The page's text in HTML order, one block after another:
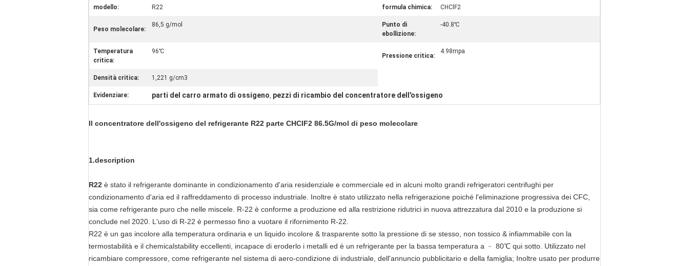
modello: R22 formula chimica: CHClF2
Peso molecolare:
86,5 g/mol
Punto di
ebollizione:
-40.8℃
Temperatura
critica:
96℃
Pressione critica:
4.98mpa
Densità critica: 1,221 g/cm3
Evidenziare: parti del carro armato di ossigeno, pezzi di ricambio del concentratore dell'ossigeno
Il concentratore dell'ossigeno del refrigerante R22 parte CHCIF2 86.5G/mol di peso molecolare
1.description
R22 è stato il refrigerante dominante in condizionamento d'aria residenziale e commerciale ed in alcuni molto grandi refrigeratori centrifughi per
condizionamento d'aria ed il raffreddamento di processo industriale. Inoltre è stato utilizzato nella refrigerazione poiché l'eliminazione progressiva dei CFC,
sia come refrigerante puro che nelle miscele. R-22 è conforme a produzione ed alla restrizione ridutrici in nuova attrezzatura dal 2010 e la produzione si
conclude nel 2020. L'uso di R-22 è permesso fino a vuotare il rifornimento R-22.
R22 è un gas incolore alla temperatura ordinaria e un liquido incolore & trasparente sotto la pressione di se stesso, non tossico & infiammabile con la
termostabilità e il chemicalstability eccellenti, incapace di eroderlo i metalli ed è un refrigerante per la bassa temperatura a ﹣ 80℃ qui sotto. Utilizzato nel
ricambiare compressore, come refrigerante nel sistema di aero-condizione di industriale, dell'annuncio pubblicitario e della famiglia; Inoltre usato per produrre